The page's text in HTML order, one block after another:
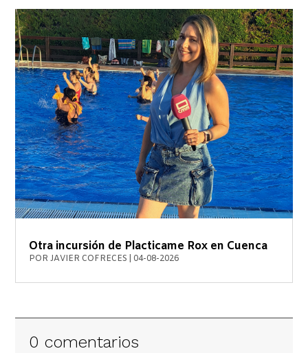
Otra incursión de Placticame Rox en Cuenca
PORJAVIER COFRECES 04-08-2026
0 comentarios